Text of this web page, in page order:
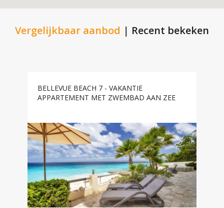
Vergelijkbaar aanbod | Recent bekeken
BELLEVUE BEACH 7 - VAKANTIE
APPARTEMENT MET ZWEMBAD AAN ZEE